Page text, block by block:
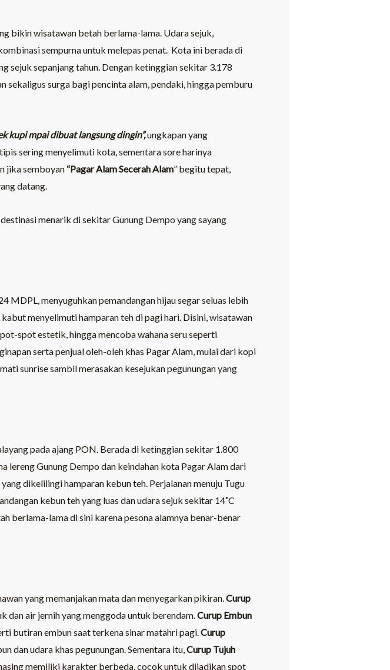
bikin wisatawan betah berlama-lama. Udara sejuk,
sempurna untuk melepas penat. Kota ini berada di
sejuk sepanjang tahun. Dengan ketinggian sekitar 3.178
sekaligus surga bagi pencinta alam, pendaki, hingga pemburu
kupi mpai dibuat langsung dingin”,ungkapan yang
sering menyelimuti kota, sementara sore harinya
jika semboyan “Pagar Alam Secerah Alam” begitu tepat,
datang.
menarik di sekitar Gunung Dempo yang sayang
MDPL, menyuguhkan pemandangan hijau segar seluas lebih
menyelimuti hamparan teh di pagi hari. Disini, wisatawan
spot estetik, hingga mencoba wahana seru seperti
serta penjual oleh-oleh khas Pagar Alam, mulai dari kopi
sunrise sambil merasakan kesejukan pegunungan yang
pada ajang PON. Berada di ketinggian sekitar 1.800
Gunung Dempo dan keindahan kota Pagar Alam dari
dikelilingi hamparan kebun teh. Perjalanan menuju Tugu
kebun teh yang luas dan udara sejuk sekitar 14˚C
berlama-lama di sini karena pesona alamnya benar-benar
yang memanjakan mata dan menyegarkan pikiran.Curup
air jernih yang menggoda untuk berendam.Curup Embun
butiran embun saat terkena sinar matahri pagi.Curup
dan udara khas pegunungan. Sementara itu,Curup Tujuh
memiliki karakter berbeda, cocok untuk dijadikan spot